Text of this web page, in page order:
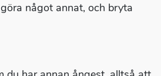
något annat, och bryta